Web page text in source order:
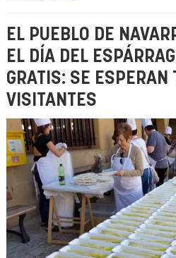
EL PUEBLO DE
EL DÍA DEL
GRATIS: SE ESPERAN
VISITANTES